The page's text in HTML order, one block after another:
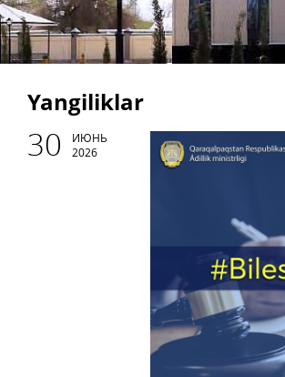
Yangiliklar
30
ИЮНЬ
2026